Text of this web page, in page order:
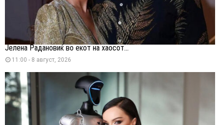
Јелена Радановиќ во екот на хаосот...
11:00 - 8 август, 2026